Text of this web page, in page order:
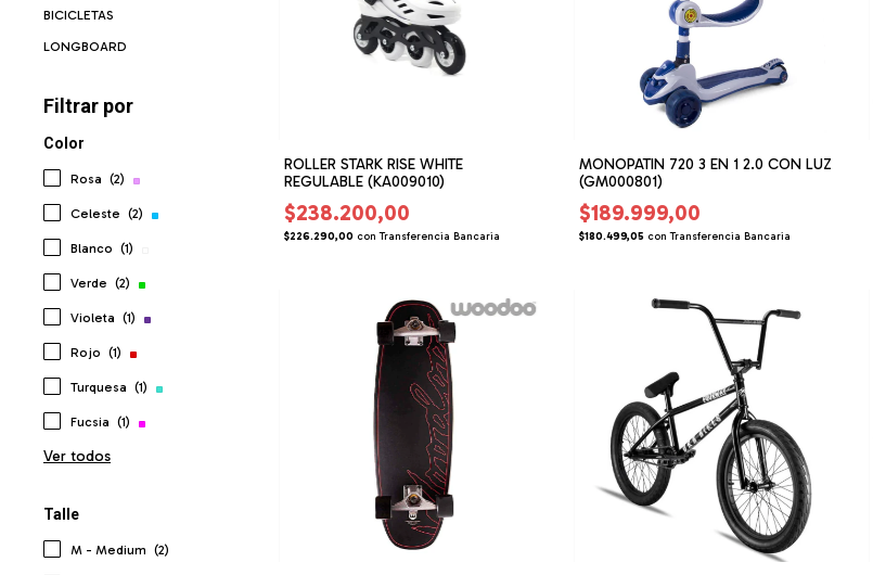
BICICLETAS
LONGBOARD
Filtrar por
Color
Rosa (2)
Celeste (2)
Blanco (1)
Verde (2)
Violeta (1)
Rojo (1)
Turquesa (1)
Fucsia (1)
Ver todos
Talle
M - Medium (2)
ROLLER STARK RISE WHITE
REGULABLE (KA009010)
$238.200,00
$226.290,00 con Transferencia Bancaria
MONOPATIN 720 3 EN 1 2.0 CON LUZ
(GM000801)
$189.999,00
$180.499,05 con Transferencia Bancaria